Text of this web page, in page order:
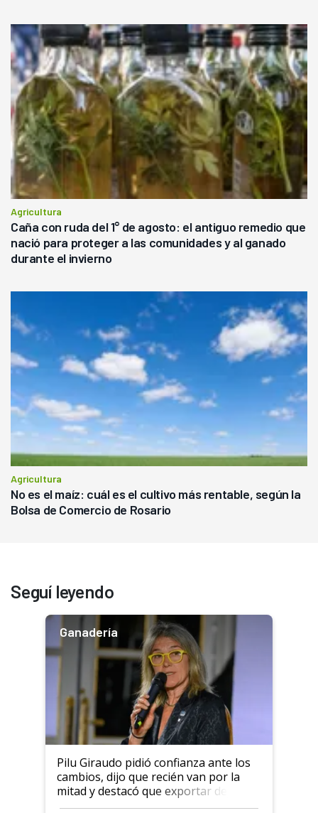
Agricultura
Caña con ruda del 1° de agosto: el antiguo remedio que
nació para proteger a las comunidades y al ganado
durante el invierno
Agricultura
No es el maíz: cuál es el cultivo más rentable, según la
Bolsa de Comercio de Rosario
Seguí leyendo
Ganadería
Pilu Giraudo pidió confianza ante los
cambios, dijo que recién van por la
mitad y destacó que exportar dejó de
ser "para unos pocos": "Tenemos un